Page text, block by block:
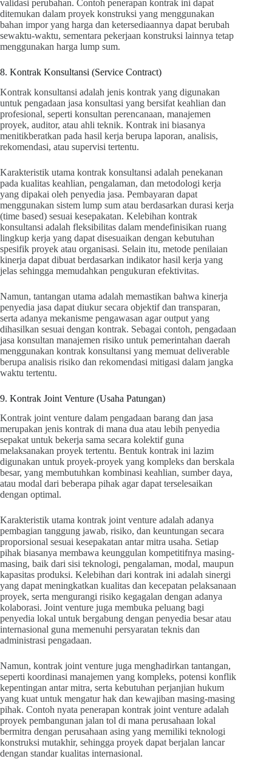
validasi perubahan. Contoh penerapan kontrak ini dapat
ditemukan dalam proyek konstruksi yang menggunakan
bahan impor yang harga dan ketersediaannya dapat berubah
sewaktu-waktu, sementara pekerjaan konstruksi lainnya tetap
menggunakan harga lump sum.
8. Kontrak Konsultansi (Service Contract)
Kontrak konsultansi adalah jenis kontrak yang digunakan
untuk pengadaan jasa konsultasi yang bersifat keahlian dan
profesional, seperti konsultan perencanaan, manajemen
proyek, auditor, atau ahli teknik. Kontrak ini biasanya
menitikberatkan pada hasil kerja berupa laporan, analisis,
rekomendasi, atau supervisi tertentu.
Karakteristik utama kontrak konsultansi adalah penekanan
pada kualitas keahlian, pengalaman, dan metodologi kerja
yang dipakai oleh penyedia jasa. Pembayaran dapat
menggunakan sistem lump sum atau berdasarkan durasi kerja
(time based) sesuai kesepakatan. Kelebihan kontrak
konsultansi adalah fleksibilitas dalam mendefinisikan ruang
lingkup kerja yang dapat disesuaikan dengan kebutuhan
spesifik proyek atau organisasi. Selain itu, metode penilaian
kinerja dapat dibuat berdasarkan indikator hasil kerja yang
jelas sehingga memudahkan pengukuran efektivitas.
Namun, tantangan utama adalah memastikan bahwa kinerja
penyedia jasa dapat diukur secara objektif dan transparan,
serta adanya mekanisme pengawasan agar output yang
dihasilkan sesuai dengan kontrak. Sebagai contoh, pengadaan
jasa konsultan manajemen risiko untuk pemerintahan daerah
menggunakan kontrak konsultansi yang memuat deliverable
berupa analisis risiko dan rekomendasi mitigasi dalam jangka
waktu tertentu.
9. Kontrak Joint Venture (Usaha Patungan)
Kontrak joint venture dalam pengadaan barang dan jasa
merupakan jenis kontrak di mana dua atau lebih penyedia
sepakat untuk bekerja sama secara kolektif guna
melaksanakan proyek tertentu. Bentuk kontrak ini lazim
digunakan untuk proyek-proyek yang kompleks dan berskala
besar, yang membutuhkan kombinasi keahlian, sumber daya,
atau modal dari beberapa pihak agar dapat terselesaikan
dengan optimal.
Karakteristik utama kontrak joint venture adalah adanya
pembagian tanggung jawab, risiko, dan keuntungan secara
proporsional sesuai kesepakatan antar mitra usaha. Setiap
pihak biasanya membawa keunggulan kompetitifnya masing-
masing, baik dari sisi teknologi, pengalaman, modal, maupun
kapasitas produksi. Kelebihan dari kontrak ini adalah sinergi
yang dapat meningkatkan kualitas dan kecepatan pelaksanaan
proyek, serta mengurangi risiko kegagalan dengan adanya
kolaborasi. Joint venture juga membuka peluang bagi
penyedia lokal untuk bergabung dengan penyedia besar atau
internasional guna memenuhi persyaratan teknis dan
administrasi pengadaan.
Namun, kontrak joint venture juga menghadirkan tantangan,
seperti koordinasi manajemen yang kompleks, potensi konflik
kepentingan antar mitra, serta kebutuhan perjanjian hukum
yang kuat untuk mengatur hak dan kewajiban masing-masing
pihak. Contoh nyata penerapan kontrak joint venture adalah
proyek pembangunan jalan tol di mana perusahaan lokal
bermitra dengan perusahaan asing yang memiliki teknologi
konstruksi mutakhir, sehingga proyek dapat berjalan lancar
dengan standar kualitas internasional.